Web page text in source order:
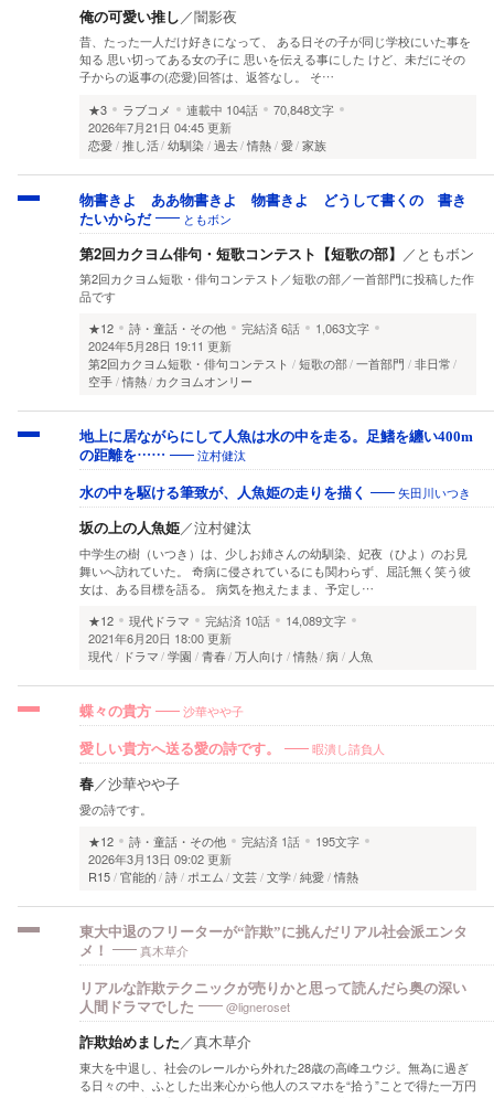
俺の可愛い推し ／闇影夜
昔、たった一人だけ好きになって、 ある日その子が同じ学校にいた事を
知る 思い切ってある女の子に 思いを伝える事にした けど、未だにその
子からの返事の(恋愛)回答は、返答なし。 そ…
★3
ラブコメ 連載中 104話
70,848文字
2026年7月21日 04:45 更新
恋愛 推し活 幼馴染 過去 情熱 愛 家族
物書きよ ああ物書きよ 物書きよ どうして書くの 書き
たいからだ
ともボン
第2回カクヨム俳句・短歌コンテスト【短歌の部】 ／ ともボン
第2回カクヨム短歌・俳句コンテスト／短歌の部／一首部門に投稿した作
品です
★12
詩・童話・その他 完結済6話
1,063文字
2024年5月28日 19:11 更新
第2回カクヨム短歌・俳句コンテスト
短歌の部 一首部門
非日常
空手 情熱 カクヨムオンリー
地上に居ながらにして人魚は水の中を走る。足鰭を纏い400m
の距離を……
泣村健汰
水の中を駆ける筆致が、人魚姫の走りを描く 矢田川いつき
坂の上の人魚姫／泣村健汰
中学生の樹（いつき）は、少しお姉さんの幼馴染、妃夜（ひよ）のお見
舞いへ訪れていた。 奇病に侵されているにも関わらず、屈託無く笑う彼
女は、ある目標を語る。 病気を抱えたまま、予定し…
★12
現代ドラマ 完結済 10話
14,089文字
2021年6月20日 18:00 更新
現代
ドラマ 学園 青春 万人向け 情熱 病 人魚
蝶々の貴方 沙華やや子
愛しい貴方へ送る愛の詩です。 暇潰し請負人
春／沙華やや子
愛の詩です。
★12
詩・童話・その他 完結済 1話
195文字
2026年3月13日 09:02 更新
R15 官能的 詩 ポエム 文芸 文学 純愛 情熱
東大中退のフリーターが“詐欺”に挑んだリアル社会派エンタ
メ！
真木草介
リアルな詐欺テクニックが売りかと思って読んだら奥の深い
人間ドラマでした
@ligneroset
詐欺始めました／真木草介
東大を中退し、社会のレールから外れた28歳の高峰ユウジ。無為に過ぎ
る日々の中、ふとした出来心から他人のスマホを“拾う”ことで得た一万円